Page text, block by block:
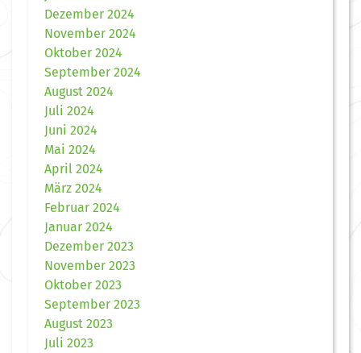
Dezember 2024
November 2024
Oktober 2024
September 2024
August 2024
Juli 2024
Juni 2024
Mai 2024
April 2024
März 2024
Februar 2024
Januar 2024
Dezember 2023
November 2023
Oktober 2023
September 2023
August 2023
Juli 2023